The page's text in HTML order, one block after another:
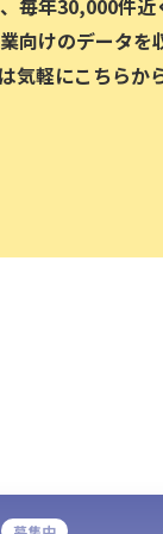
向けのデータを
気軽にこちらか